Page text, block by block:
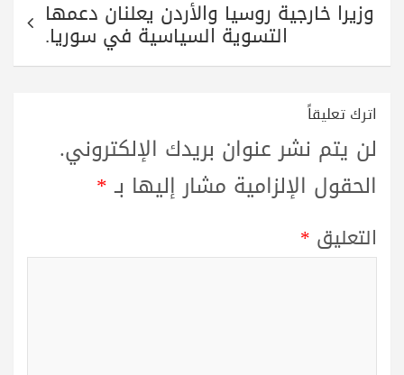
وزيرا خارجية روسيا والأردن يعلنان دعمها
التسوية السياسية في سوريا.
اترك تعليقاً
لن يتم نشر عنوان بريدك الإلكتروني.
الحقول الإلزامية مشار إليها بـ*
التعليق *